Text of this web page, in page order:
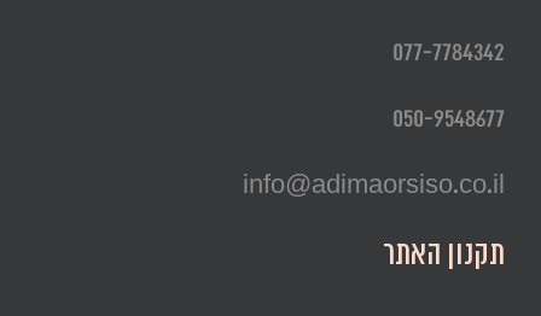
077-7784342
050-9548677
info@adimaorsiso.co.il
תקנון האתר